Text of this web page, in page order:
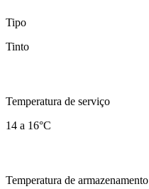
Tipo
Tinto
Temperatura de serviço
14 a 16°C
Temperatura de armazenamento